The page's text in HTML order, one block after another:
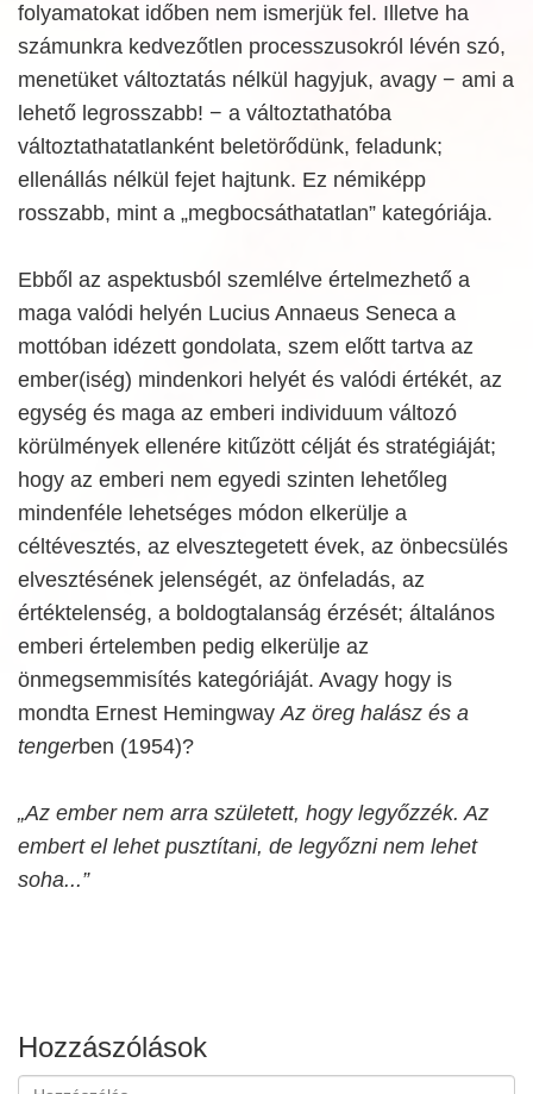
folyamatokat időben nem ismerjük fel. Illetve ha
számunkra kedvezőtlen processzusokról lévén szó,
menetüket változtatás nélkül hagyjuk, avagy − ami a
lehető legrosszabb! − a változtathatóba
változtathatatlanként beletörődünk, feladunk;
ellenállás nélkül fejet hajtunk. Ez némiképp
rosszabb, mint a „megbocsáthatatlan” kategóriája.
Ebből az aspektusból szemlélve értelmezhető a
maga valódi helyén Lucius Annaeus Seneca a
mottóban idézett gondolata, szem előtt tartva az
ember(iség) mindenkori helyét és valódi értékét, az
egység és maga az emberi individuum változó
körülmények ellenére kitűzött célját és stratégiáját;
hogy az emberi nem egyedi szinten lehetőleg
mindenféle lehetséges módon elkerülje a
céltévesztés, az elvesztegetett évek, az önbecsülés
elvesztésének jelenségét, az önfeladás, az
értéktelenség, a boldogtalanság érzését; általános
emberi értelemben pedig elkerülje az
önmegsemmisítés kategóriáját. Avagy hogy is
mondta Ernest HemingwayAz öreg halász és a
tengerben (1954)?
„Az ember nem arra született, hogy legyőzzék. Az
embert el lehet pusztítani, de legyőzni nem lehet
soha...”
Hozzászólások